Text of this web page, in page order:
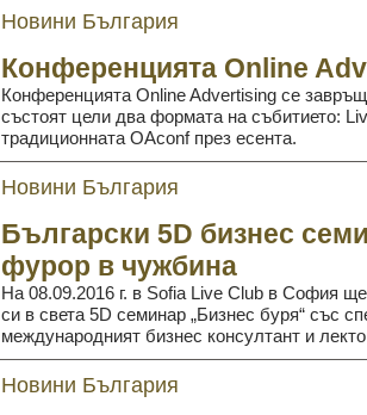
Новини България
Конференцията Online
Конференцията Online Advertising се
състоят цели два формата на събитието:
традиционната OAconf през есента.
Новини България
Български 5D бизнес
фурор в чужбина
На 08.09.2016 г. в Sofia Live Club в София ще
си в света 5D семинар „Бизнес буря“ със
международният бизнес консултант и
Новини България